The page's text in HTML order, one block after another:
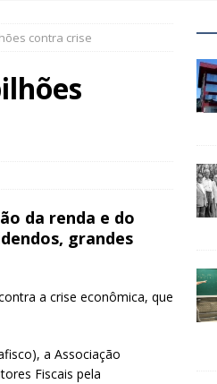
contra crise
da renda e do
grandes
a crise econômica, que
a Associação
Fiscais pela